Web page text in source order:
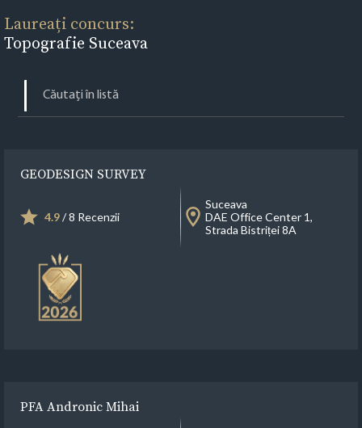
Laureați concurs:
Topografie Suceava
GEODESIGN SURVEY
4.9/ 8 Recenzii
Suceava
DAE Office Center 1,
Strada Bistriței 8A
PFA Andronic Mihai